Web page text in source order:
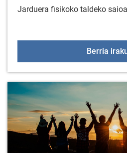
Jarduera fisikoko taldeko
Berria